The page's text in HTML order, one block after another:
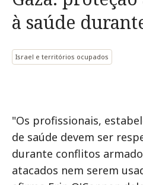
à saúde
Israel e territórios ocupados
"Os profissionais,
de saúde devem ser
durante conflitos
atacados nem serem